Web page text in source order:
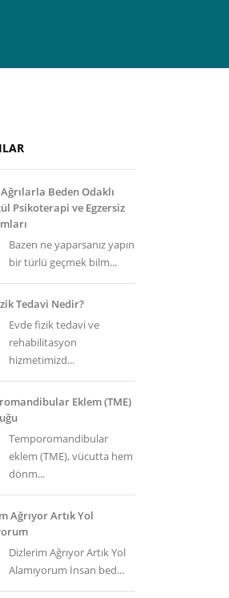
Beden Odaklı
Psikoterapi ve Egzersiz
Bazen ne yaparsanız yapın
bir türlü geçmek bilm...
Tedavi Nedir?
Evde fizik tedavi ve
rehabilitasyon
hizmetimizd...
Eklem (TME)
Temporomandibular
eklem (TME), vücutta hem
dönm...
Ağrıyor Artık Yol
Dizlerim Ağrıyor Artık Yol
Alamıyorum İnsan bed...